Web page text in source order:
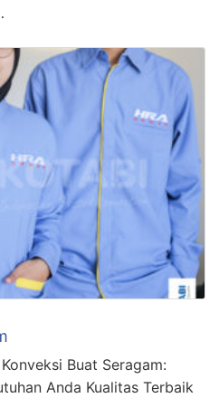
Buat Seragam:
Anda Kualitas Terbaik